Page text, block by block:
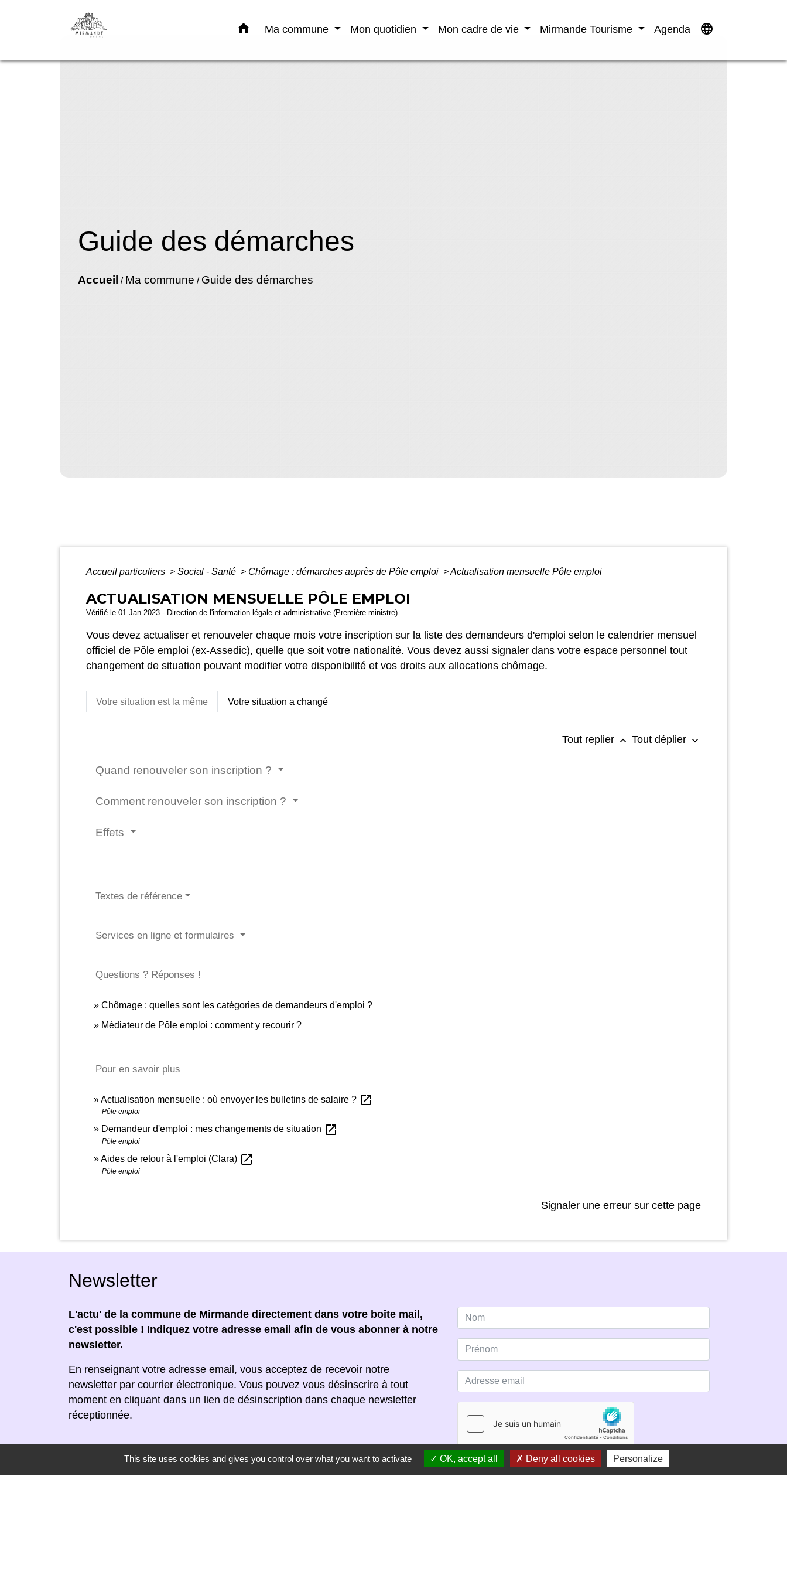
home Ma commune Mon quotidien Mon cadre de vie Mirmande Tourisme Agenda language
Guide des démarches
Accueil / Ma commune / Guide des démarches
Accueil particuliers > Social - Santé > Chômage : démarches auprès de Pôle emploi >Actualisation mensuelle Pôle emploi
ACTUALISATION MENSUELLE PÔLE EMPLOI
Vérifié le 01 Jan 2023 - Direction de l'information légale et administrative (Première ministre)
Vous devez actualiser et renouveler chaque mois votre inscription sur la liste des demandeurs d'emploi selon le calendrier mensuel
officiel de Pôle emploi (ex-Assedic), quelle que soit votre nationalité. Vous devez aussi signaler dans votre espace personnel tout
changement de situation pouvant modifier votre disponibilité et vos droits aux allocations chômage.
Votre situation est la même Votre situation a changé
Tout replier keyboard_arrow_up Tout déplier keyboard_arrow_down
Quand renouveler son inscription ?
Comment renouveler son inscription ?
Effets
Textes de référence
Services en ligne et formulaires
Questions ? Réponses !
Chômage : quelles sont les catégories de demandeurs d'emploi ?
Médiateur de Pôle emploi : comment y recourir ?
Pour en savoir plus
Actualisation mensuelle : où envoyer les bulletins de salaire ? open_in_new
Pôle emploi
Demandeur d'emploi : mes changements de situation open_in_new
Pôle emploi
Aides de retour à l'emploi (Clara) open_in_new
Pôle emploi
Signaler une erreur sur cette page
Newsletter
L'actu' de la commune de Mirmande directement dans votre boîte mail,
c'est possible ! Indiquez votre adresse email afin de vous abonner à notre
newsletter.
En renseignant votre adresse email, vous acceptez de recevoir notre
newsletter par courrier électronique. Vous pouvez vous désinscrire à tout
moment en cliquant dans un lien de désinscription dans chaque newsletter
réceptionnée.
S'ABONNER
This site uses cookies and gives you control over what you want to activate OK, accept all Deny all cookies Personalize